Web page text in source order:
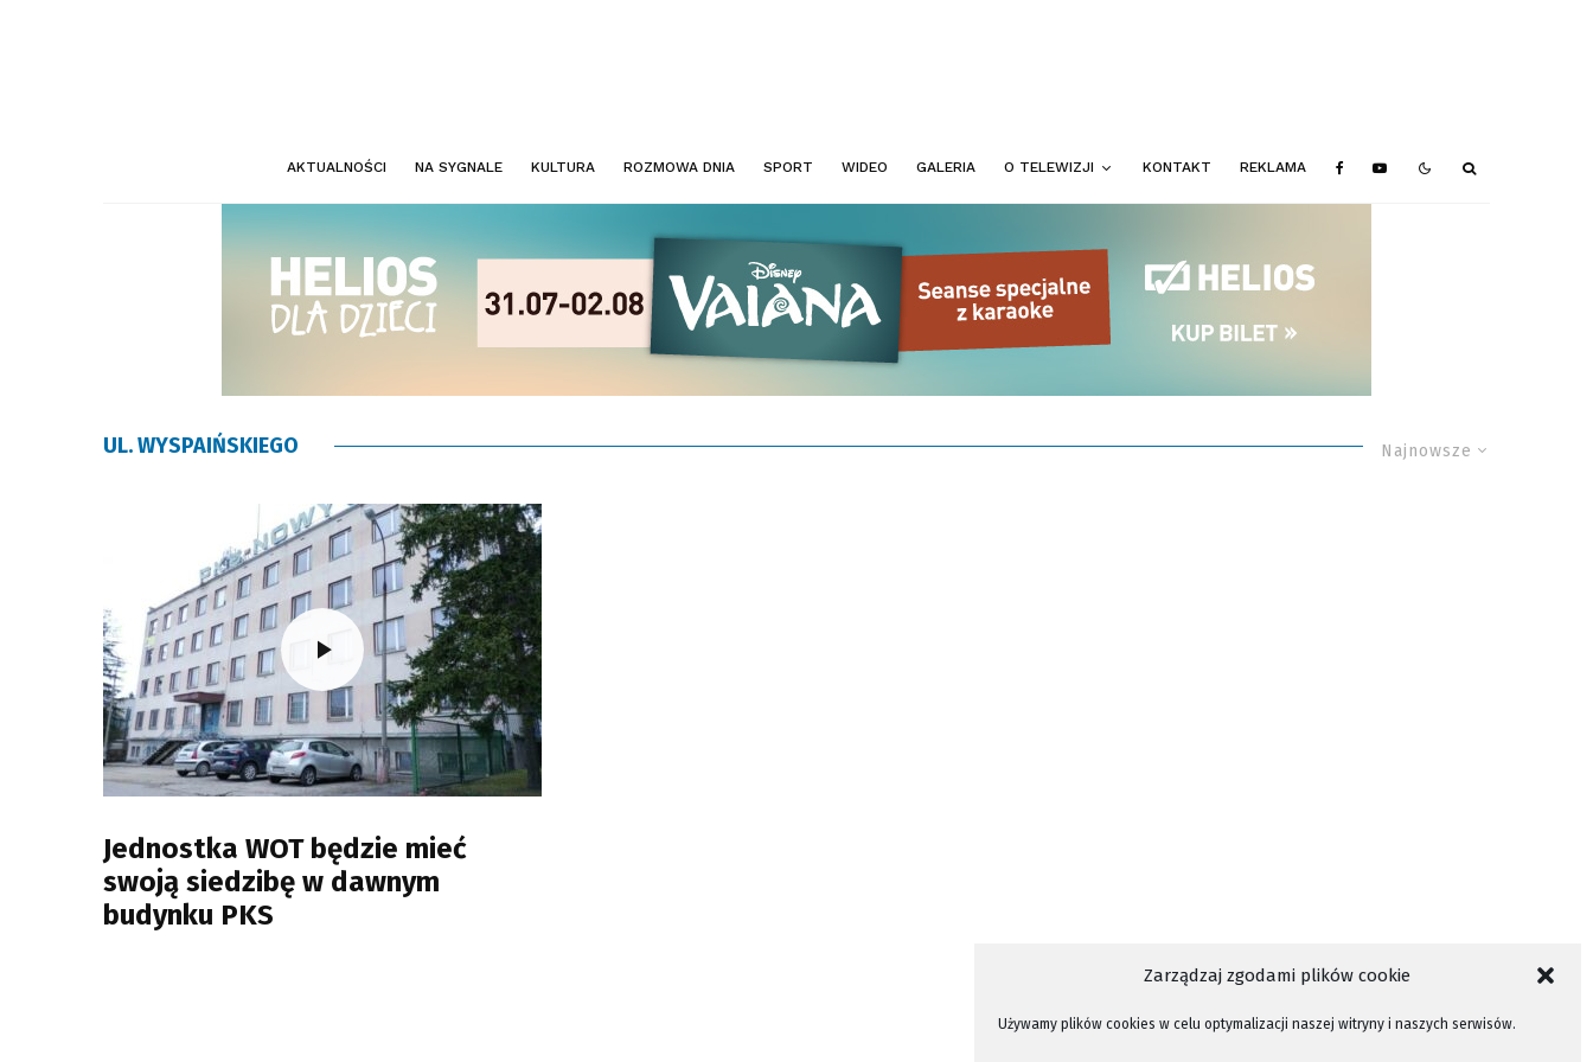
Zarządzaj zgodami plików cookie
Używamy plików cookies w celu optymalizacji naszej witryny i naszych serwisów.
AKTUALNOŚCI NA SYGNALE KULTURA ROZMOWA DNIA SPORT WIDEO GALERIA O TELEWIZJI KONTAKT REKLAMA
Najnowsze
UL. WYSPAIŃSKIEGO
Jednostka WOT będzie mieć
swoją siedzibę w dawnym
budynku PKS